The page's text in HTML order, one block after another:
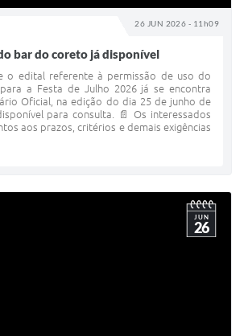
26 JUN 2026 - 11h09
bar do coreto já disponível
o edital referente à permissão de uso do
a Festa de Julho 2026 já se encontra
Oficial, na edição do dia 25 de junho de
para consulta. 📄 Os interessados
aos prazos, critérios e demais exigências
JUN
26